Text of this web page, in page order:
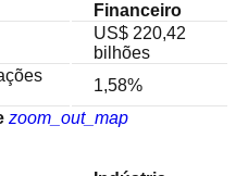
Financeiro
US$ 220,42
bilhões
1,58%
zoom_out_map